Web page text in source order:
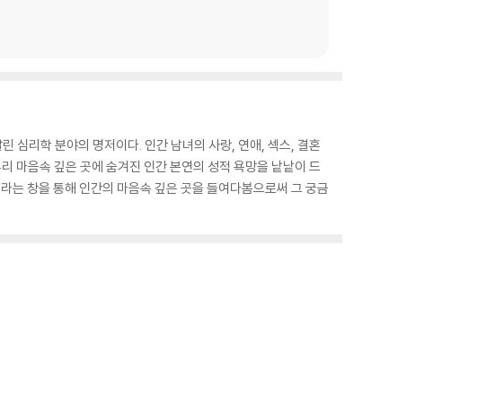
심리학 분야의 명저이다. 인간 남녀의 사랑, 연애, 섹스, 결혼
마음속 깊은 곳에 숨겨진 인간 본연의 성적 욕망을 낱낱이 드
는 창을 통해 인간의 마음속 깊은 곳을 들여다봄으로써 그 궁금